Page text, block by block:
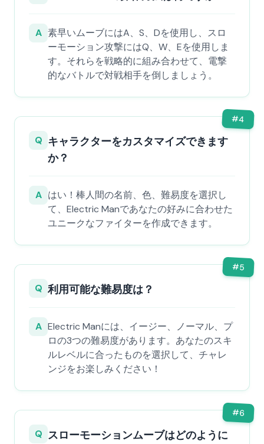
A 素早いムーブにはA、S、Dを使用し、スロ
ーモーション攻撃にはQ、W、Eを使用しま
す。それらを戦略的に組み合わせて、電撃
的なバトルで対戦相手を倒しましょう。
#4
Q キャラクターをカスタマイズできます
か？
A はい！棒人間の名前、色、難易度を選択し
て、Electric Manであなたの好みに合わせた
ユニークなファイターを作成できます。
#5
Q 利用可能な難易度は？
A Electric Manには、イージー、ノーマル、プ
ロの3つの難易度があります。あなたのスキ
ルレベルに合ったものを選択して、チャレ
ンジをお楽しみください！
#6
Q スローモーションムーブはどのように